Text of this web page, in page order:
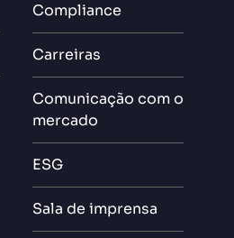
Compliance
Carreiras
Comunicação com o
mercado
ESG
Sala de imprensa